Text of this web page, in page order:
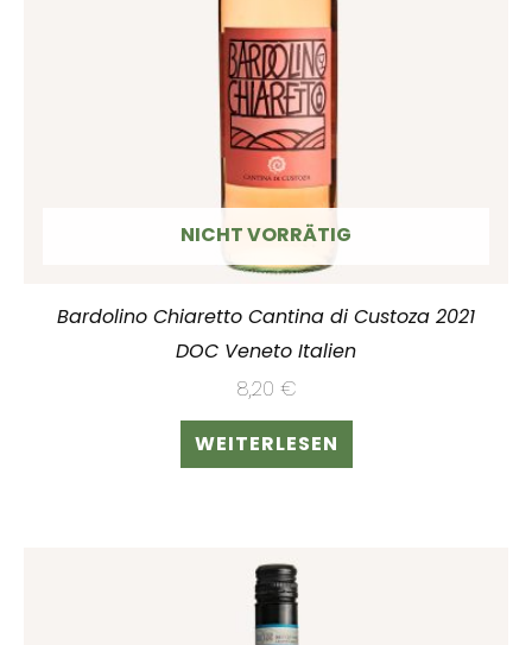
NICHT VORRÄTIG
Bardolino Chiaretto Cantina di Custoza 2021
DOC Veneto Italien
8,20 €
WEITERLESEN